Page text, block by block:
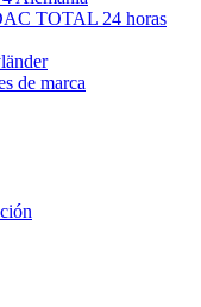
TOTAL 24 horas
de marca